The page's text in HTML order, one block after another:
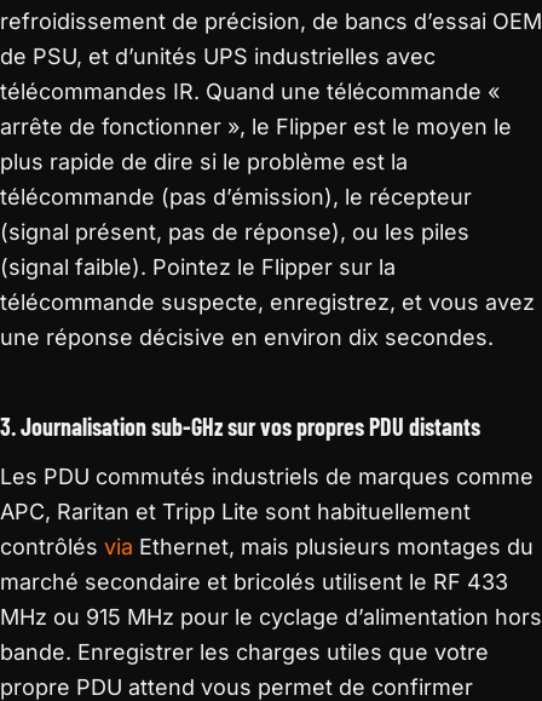
refroidissement de précision, de bancs d’essai OEM
de PSU, et d’unités UPS industrielles avec
télécommandes IR. Quand une télécommande «
arrête de fonctionner », le Flipper est le moyen le
plus rapide de dire si le problème est la
télécommande (pas d’émission), le récepteur
(signal présent, pas de réponse), ou les piles
(signal faible). Pointez le Flipper sur la
télécommande suspecte, enregistrez, et vous avez
une réponse décisive en environ dix secondes.
3. Journalisation sub-GHz sur vos propres PDU distants
Les PDU commutés industriels de marques comme
APC, Raritan et Tripp Lite sont habituellement
contrôlés via Ethernet, mais plusieurs montages du
marché secondaire et bricolés utilisent le RF 433
MHz ou 915 MHz pour le cyclage d’alimentation hors
bande. Enregistrer les charges utiles que votre
propre PDU attend vous permet de confirmer